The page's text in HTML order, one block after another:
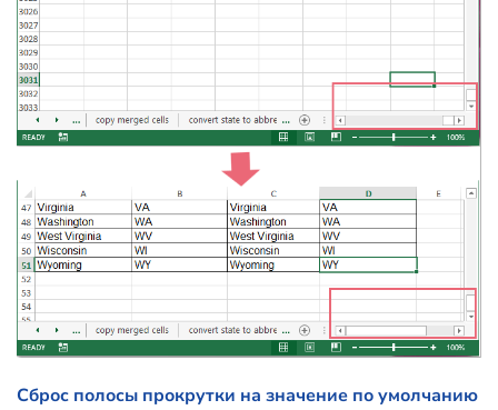
Сброс полосы прокрутки на значение по умолчанию